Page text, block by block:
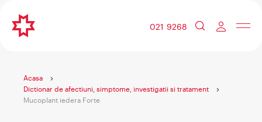
021 9268
Acasa
Dictionar de afectiuni, simptome, investigatii si tratament
Mucoplant iedera Forte